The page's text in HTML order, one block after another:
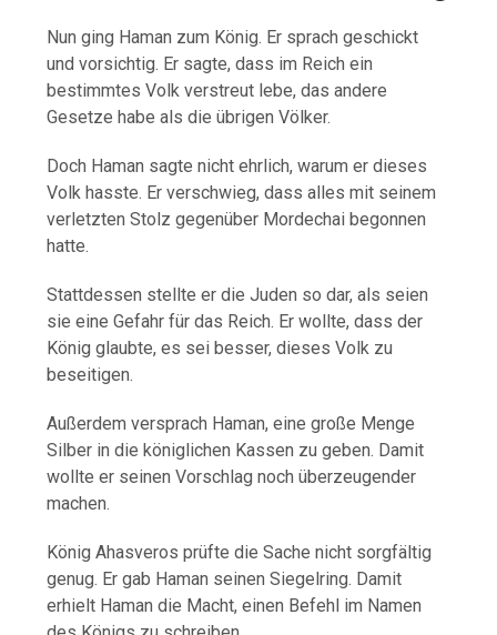
Nun ging Haman zum König. Er sprach geschickt
und vorsichtig. Er sagte, dass im Reich ein
bestimmtes Volk verstreut lebe, das andere
Gesetze habe als die übrigen Völker.
Doch Haman sagte nicht ehrlich, warum er dieses
Volk hasste. Er verschwieg, dass alles mit seinem
verletzten Stolz gegenüber Mordechai begonnen
hatte.
Stattdessen stellte er die Juden so dar, als seien
sie eine Gefahr für das Reich. Er wollte, dass der
König glaubte, es sei besser, dieses Volk zu
beseitigen.
Außerdem versprach Haman, eine große Menge
Silber in die königlichen Kassen zu geben. Damit
wollte er seinen Vorschlag noch überzeugender
machen.
König Ahasveros prüfte die Sache nicht sorgfältig
genug. Er gab Haman seinen Siegelring. Damit
erhielt Haman die Macht, einen Befehl im Namen